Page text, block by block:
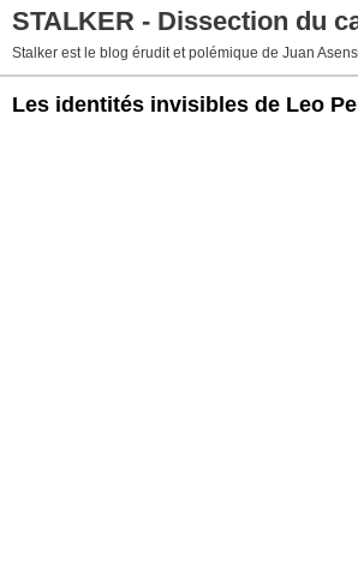
STALKER - Dissection du
Stalker est le blog érudit et polémique de Juan
Les identités invisibles de Leo